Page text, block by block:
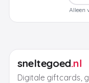
Alleen
sneltegoed.nl
Digitale giftcards,